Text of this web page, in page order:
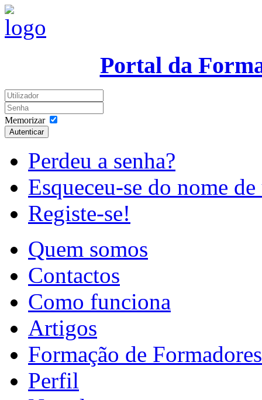
Portal da
Memorizar
Autenticar
Perdeu a senha?
Esqueceu-se do nome
Registe-se!
Quem somos
Contactos
Como funciona
Artigos
Formação de Formadores
Perfil